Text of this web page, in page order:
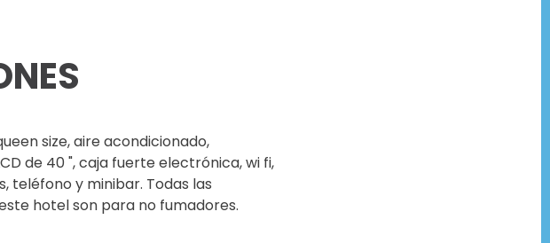
size, aire acondicionado,
de 40 ", caja fuerte electrónica, wi fi,
teléfono y minibar. Todas las
hotel son para no fumadores.